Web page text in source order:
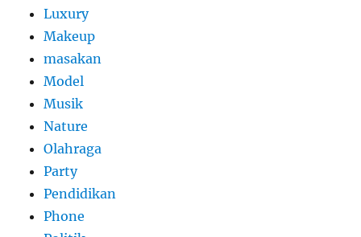
Luxury
Makeup
masakan
Model
Musik
Nature
Olahraga
Party
Pendidikan
Phone